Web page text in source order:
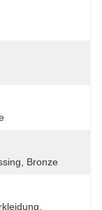
Bronze